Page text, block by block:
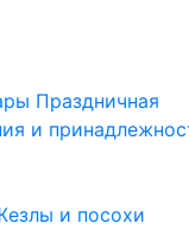
Праздничная
и
и посохи